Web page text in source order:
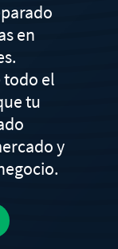
en
todo el
tu
y